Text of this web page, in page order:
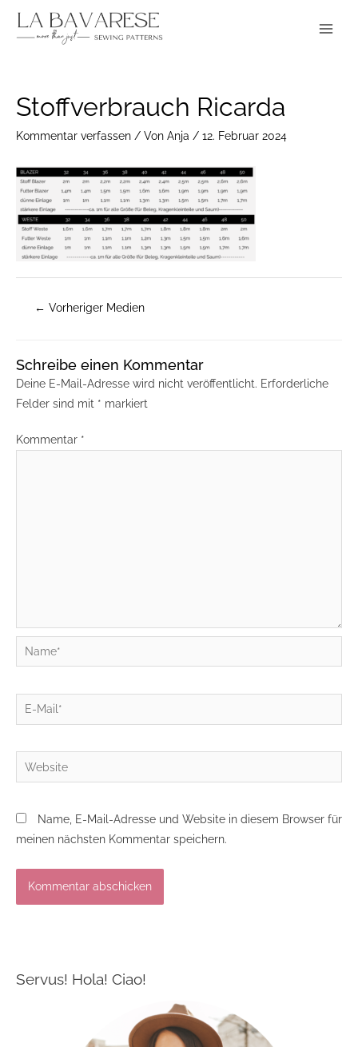
Inhalt
Stoffverbrauch Ricarda
Kommentar verfassen / Von Anja / 12. Februar 2024
navigation
← Vorheriger Medien
Schreibe einen Kommentar
Deine E-Mail-Adresse wird nicht veröffentlicht. Erforderliche
Felder sind mit * markiert
Kommentar *
Name*
E-
Mail*
Website
Name, E-Mail-Adresse und Website in diesem Browser für
meinen nächsten Kommentar speichern.
Servus! Hola! Ciao!